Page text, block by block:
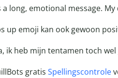
a long, emotional message. My
up emoji kan ook gewoon
ik heb mijn tentamen toch
gratis Spellingscontrole